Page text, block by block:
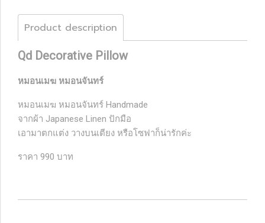
Product description
Qd Decorative Pillow
หมอนเมฆ หมอนจันทร์
หมอนเมฆ หมอนจันทร์ Handmade
จากผ้า Japanese Linen ปักมือ
เอามาตกแต่ง วางบนเตียง หรือโซฟาก็น่ารักค่ะ
ราคา 990 บาท